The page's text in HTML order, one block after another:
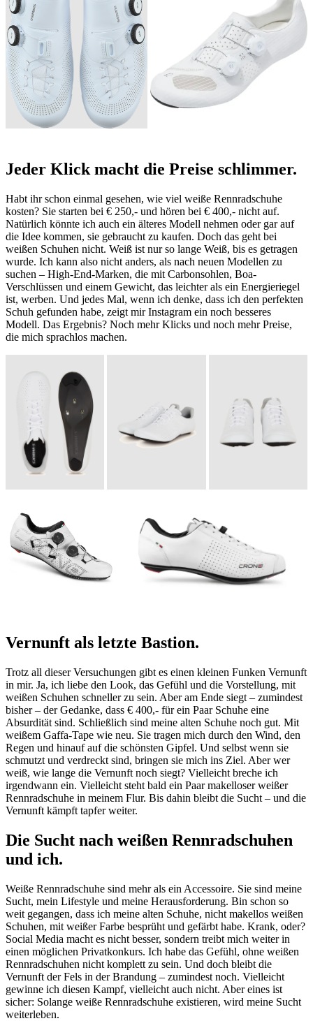
Jeder Klick macht die Preise schlimmer.
Habt ihr schon einmal gesehen, wie viel weiße Rennradschuhe
kosten? Sie starten bei € 250,- und hören bei € 400,- nicht auf.
Natürlich könnte ich auch ein älteres Modell nehmen oder gar auf
die Idee kommen, sie gebraucht zu kaufen. Doch das geht bei
weißen Schuhen nicht. Weiß ist nur so lange Weiß, bis es getragen
wurde. Ich kann also nicht anders, als nach neuen Modellen zu
suchen – High-End-Marken, die mit Carbonsohlen, Boa-
Verschlüssen und einem Gewicht, das leichter als ein Energieriegel
ist, werben. Und jedes Mal, wenn ich denke, dass ich den perfekten
Schuh gefunden habe, zeigt mir Instagram ein noch besseres
Modell. Das Ergebnis? Noch mehr Klicks und noch mehr Preise,
die mich sprachlos machen.
Vernunft als letzte Bastion.
Trotz all dieser Versuchungen gibt es einen kleinen Funken Vernunft
in mir. Ja, ich liebe den Look, das Gefühl und die Vorstellung, mit
weißen Schuhen schneller zu sein. Aber am Ende siegt – zumindest
bisher – der Gedanke, dass € 400,- für ein Paar Schuhe eine
Absurdität sind. Schließlich sind meine alten Schuhe noch gut. Mit
weißem Gaffa-Tape wie neu. Sie tragen mich durch den Wind, den
Regen und hinauf auf die schönsten Gipfel. Und selbst wenn sie
schmutzt und verdreckt sind, bringen sie mich ins Ziel. Aber wer
weiß, wie lange die Vernunft noch siegt? Vielleicht breche ich
irgendwann ein. Vielleicht steht bald ein Paar makelloser weißer
Rennradschuhe in meinem Flur. Bis dahin bleibt die Sucht – und die
Vernunft kämpft tapfer weiter.
Die Sucht nach weißen Rennradschuhen
und ich.
Weiße Rennradschuhe sind mehr als ein Accessoire. Sie sind meine
Sucht, mein Lifestyle und meine Herausforderung. Bin schon so
weit gegangen, dass ich meine alten Schuhe, nicht makellos weißen
Schuhen, mit weißer Farbe besprüht und gefärbt habe. Krank, oder?
Social Media macht es nicht besser, sondern treibt mich weiter in
einen möglichen Privatkonkurs. Ich habe das Gefühl, ohne weißen
Rennradschuhen nicht komplett zu sein. Und doch bleibt die
Vernunft der Fels in der Brandung – zumindest noch. Vielleicht
gewinne ich diesen Kampf, vielleicht auch nicht. Aber eines ist
sicher: Solange weiße Rennradschuhe existieren, wird meine Sucht
weiterleben.